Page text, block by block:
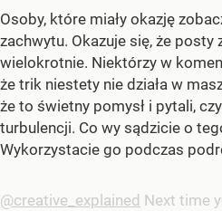
Osoby, które miały okazję
zachwytu. Okazuje się, że posty
wielokrotnie. Niektórzy w
że trik niestety nie działa w
że to świetny pomysł i pytali,
turbulencji. Co wy sądzicie o
Wykorzystacie go podczas
@creative_explained Next time